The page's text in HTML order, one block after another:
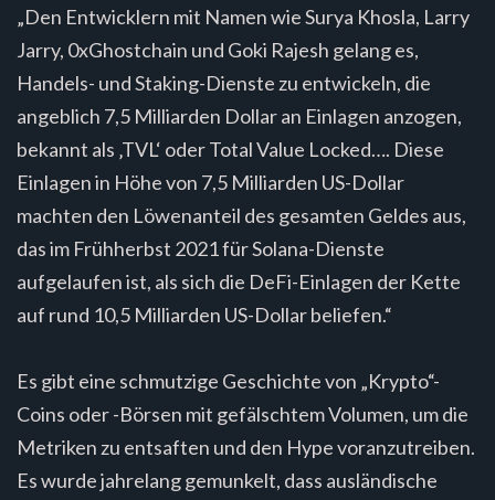
„Den Entwicklern mit Namen wie Surya Khosla, Larry
Jarry, 0xGhostchain und Goki Rajesh gelang es,
Handels- und Staking-Dienste zu entwickeln, die
angeblich 7,5 Milliarden Dollar an Einlagen anzogen,
bekannt als ‚TVL‘ oder Total Value Locked…. Diese
Einlagen in Höhe von 7,5 Milliarden US-Dollar
machten den Löwenanteil des gesamten Geldes aus,
das im Frühherbst 2021 für Solana-Dienste
aufgelaufen ist, als sich die DeFi-Einlagen der Kette
auf rund 10,5 Milliarden US-Dollar beliefen.“
Es gibt eine schmutzige Geschichte von „Krypto“-
Coins oder -Börsen mit gefälschtem Volumen, um die
Metriken zu entsaften und den Hype voranzutreiben.
Es wurde jahrelang gemunkelt, dass ausländische